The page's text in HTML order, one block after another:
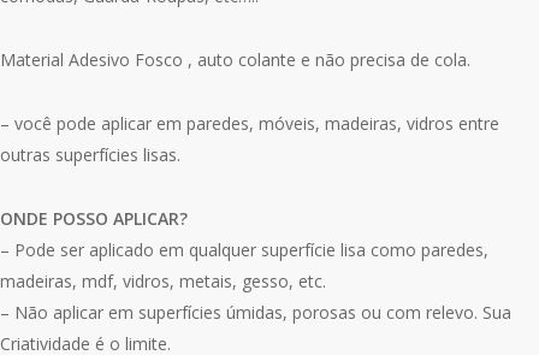
Material Adesivo Fosco , auto colante e não precisa de cola.
– você pode aplicar em paredes, móveis, madeiras, vidros entre
outras superfícies lisas.
ONDE POSSO APLICAR?
– Pode ser aplicado em qualquer superfície lisa como paredes,
madeiras, mdf, vidros, metais, gesso, etc.
– Não aplicar em superfícies úmidas, porosas ou com relevo. Sua
Criatividade é o limite.